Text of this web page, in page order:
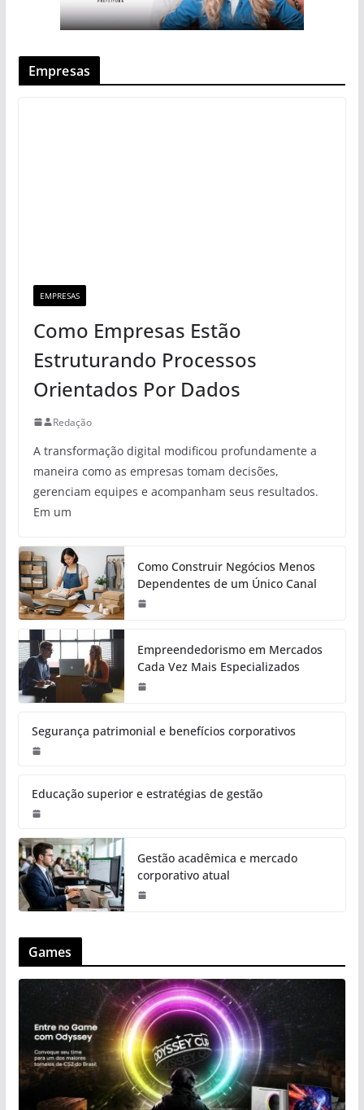
Empresas
EMPRESAS
Como Empresas Estão
Estruturando Processos
Orientados Por Dados
Redação
A transformação digital modificou profundamente a
maneira como as empresas tomam decisões,
gerenciam equipes e acompanham seus resultados.
Em um
Como Construir Negócios Menos
Dependentes de um Único Canal
Empreendedorismo em Mercados
Cada Vez Mais Especializados
Segurança patrimonial e benefícios corporativos
Educação superior e estratégias de gestão
Gestão acadêmica e mercado
corporativo atual
Games